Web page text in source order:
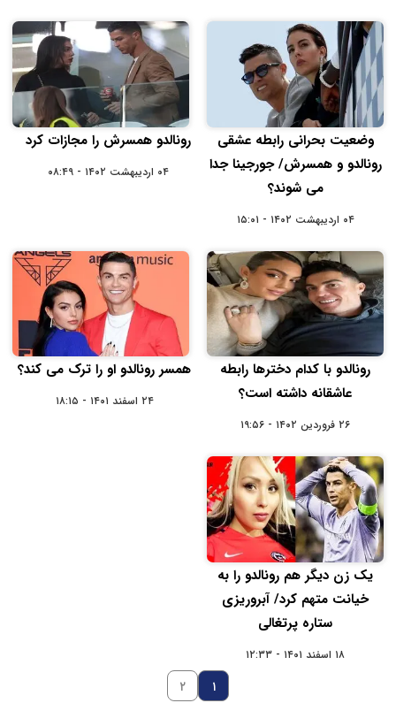
وضعیت بحرانی رابطه عشقی
رونالدو و همسرش/ جورجینا جدا
می شوند؟
۰۴ اردیبهشت ۱۴۰۲ - ۱۵:۰۱
رونالدو همسرش را مجازات کرد
۰۴ اردیبهشت ۱۴۰۲ - ۰۸:۴۹
رونالدو با کدام دخترها رابطه
عاشقانه داشته است؟
۲۶ فروردین ۱۴۰۲ - ۱۹:۵۶
همسر رونالدو او را ترک می کند؟
۲۴ اسفند ۱۴۰۱ - ۱۸:۱۵
یک زن دیگر هم رونالدو را به
خیانت متهم کرد/ آبروریزی
ستاره پرتغالی
۱۸ اسفند ۱۴۰۱ - ۱۲:۳۳
۱ ۲